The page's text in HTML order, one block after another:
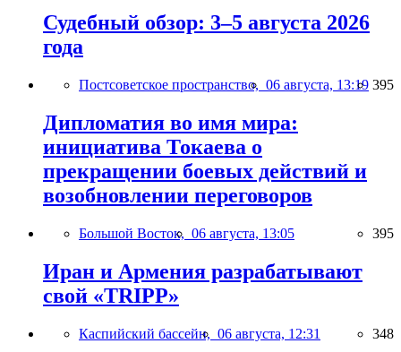
Судебный обзор: 3–5 августа 2026
года
Постсоветское пространство, 06 августа, 13:19 395
Дипломатия во имя мира:
инициатива Токаева о
прекращении боевых действий и
возобновлении переговоров
Большой Восток, 06 августа, 13:05 395
Иран и Армения разрабатывают
свой «TRIPP»
Каспийский бассейн, 06 августа, 12:31 348